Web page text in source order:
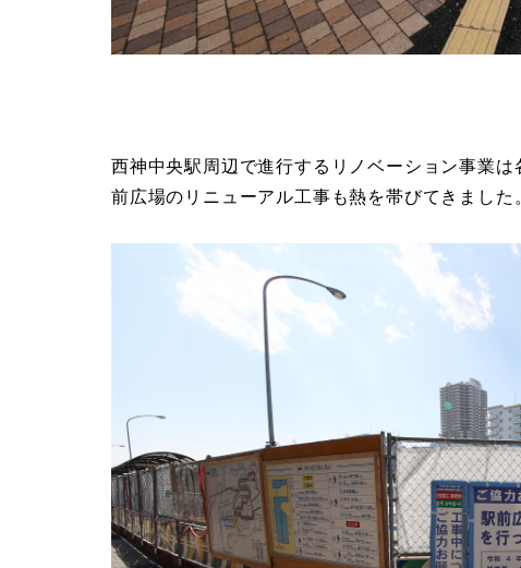
西神中央駅周辺で進行するリノベーション事業
前広場のリニューアル工事も熱を帯びてきました